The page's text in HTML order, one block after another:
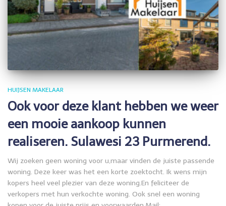
HUIJSEN MAKELAAR
Ook voor deze klant hebben we weer
een mooie aankoop kunnen
realiseren. Sulawesi 23 Purmerend.
Wij zoeken geen woning voor u,maar vinden de juiste passende
woning. Deze keer was het een korte zoektocht. Ik wens mijn
kopers heel veel plezier van deze woning.En feliciteer de
verkopers met hun verkochte woning. Ook snel een woning